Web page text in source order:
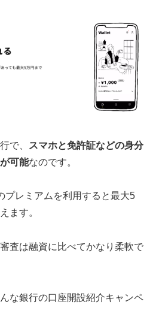
で、
スマホと免許証などの身分
可能なのです。
プレミアムを利用すると最大5
ます。
査は融資に比べてかなり柔軟で
な銀行の口座開設紹介キャンペ